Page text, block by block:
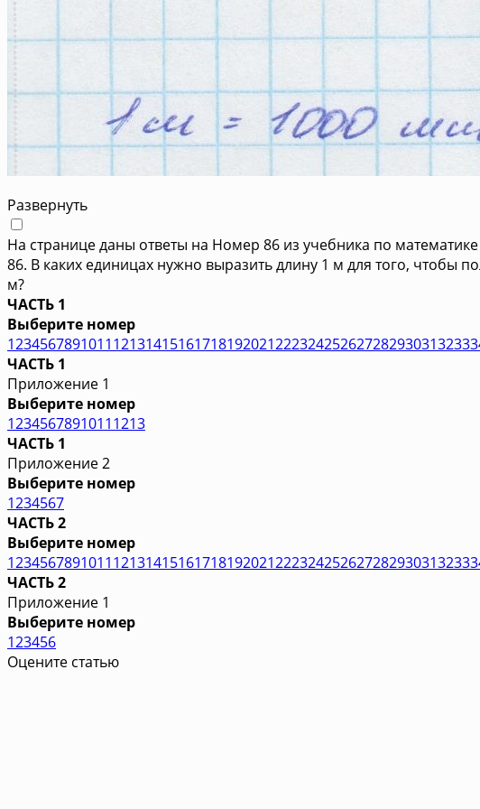
Развернуть
На странице даны ответы на Номер 86 из учебника по математике
86. В каких единицах нужно выразить длину 1 м для того, чтобы
м?
ЧАСТЬ 1
Выберите номер
123456789101112131415161718192021222324252627282930313233
ЧАСТЬ 1
Приложение 1
Выберите номер
12345678910111213
ЧАСТЬ 1
Приложение 2
Выберите номер
1234567
ЧАСТЬ 2
Выберите номер
123456789101112131415161718192021222324252627282930313233
ЧАСТЬ 2
Приложение 1
Выберите номер
123456
Оцените статью